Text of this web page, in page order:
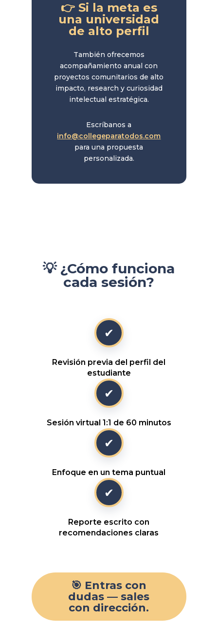
👉 Si la meta es
una universidad
de alto perfil
También ofrecemos
acompañamiento anual con
proyectos comunitarios de alto
impacto, research y curiosidad
intelectual estratégica.
Escríbanos a
info@collegeparatodos.com
para una propuesta
personalizada.
💡 ¿Cómo funciona
cada sesión?
✔
Revisión previa del perfil del
estudiante
✔
Sesión virtual 1:1 de 60 minutos
✔
Enfoque en un tema puntual
✔
Reporte escrito con
recomendaciones claras
🎯 Entras con
dudas — sales
con dirección.